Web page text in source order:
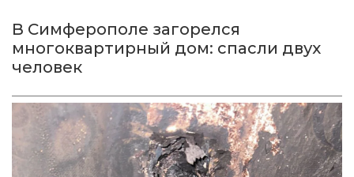
В Симферополе загорелся
многоквартирный дом: спасли двух
человек